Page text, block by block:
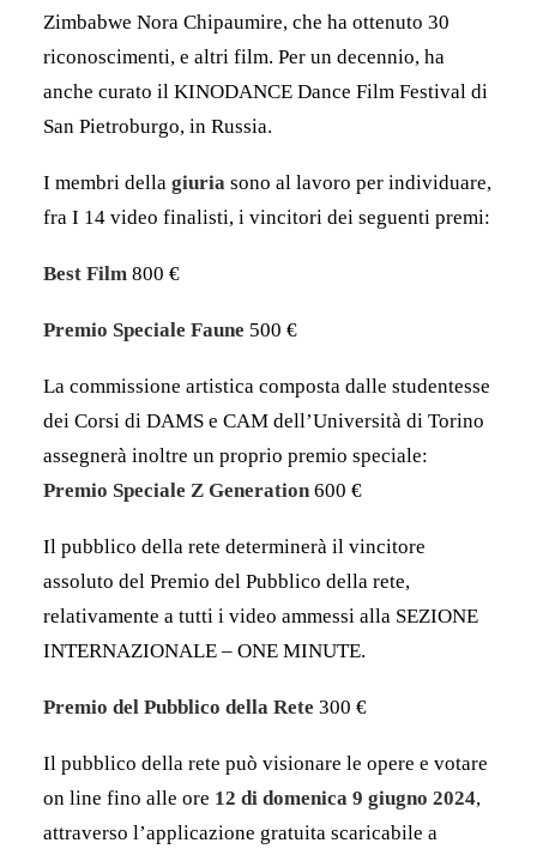
Zimbabwe Nora Chipaumire, che ha ottenuto 30
riconoscimenti, e altri film. Per un decennio, ha
anche curato il KINODANCE Dance Film Festival di
San Pietroburgo, in Russia.
I membri della giuria sono al lavoro per individuare,
fra I 14 video finalisti, i vincitori dei seguenti premi:
Best Film 800 €
Premio Speciale Faune 500 €
La commissione artistica composta dalle studentesse
dei Corsi di DAMS e CAM dell’Università di Torino
assegnerà inoltre un proprio premio speciale:
Premio Speciale Z Generation600 €
Il pubblico della rete determinerà il vincitore
assoluto del Premio del Pubblico della rete,
relativamente a tutti i video ammessi alla SEZIONE
INTERNAZIONALE – ONE MINUTE.
Premio del Pubblico della Rete 300 €
Il pubblico della rete può visionare le opere e votare
on line fino alle ore 12 di domenica 9 giugno 2024,
attraverso l’applicazione gratuita scaricabile a